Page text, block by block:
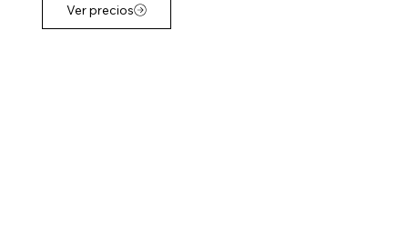
Ver precios